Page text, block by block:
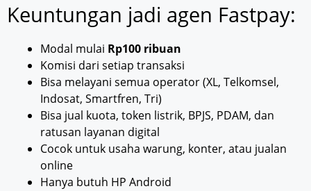
Keuntungan jadi agen Fastpay:
Modal mulai Rp100 ribuan
Komisi dari setiap transaksi
Bisa melayani semua operator (XL, Telkomsel,
Indosat, Smartfren, Tri)
Bisa jual kuota, token listrik, BPJS, PDAM, dan
ratusan layanan digital
Cocok untuk usaha warung, konter, atau jualan
online
Hanya butuh HP Android